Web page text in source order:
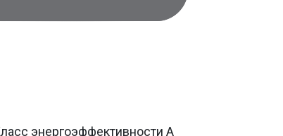
энергоэффективности A